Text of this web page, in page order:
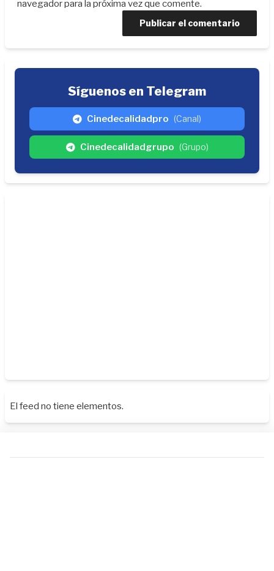
navegador para la próxima vez que comente.
Síguenos en Telegram
Cinedecalidadpro (Canal)
Cinedecalidadgrupo (Grupo)
El feed no tiene elementos.